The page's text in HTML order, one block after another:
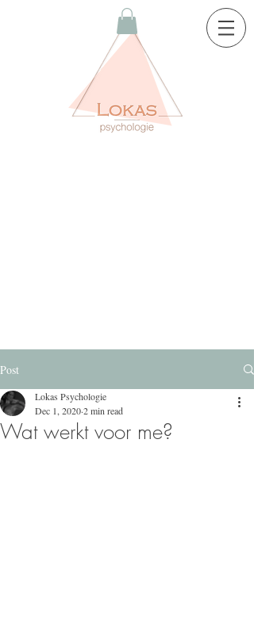
Post
Wat werkt voor me?
Lokas Psychologie
Dec 1, 20202 min read